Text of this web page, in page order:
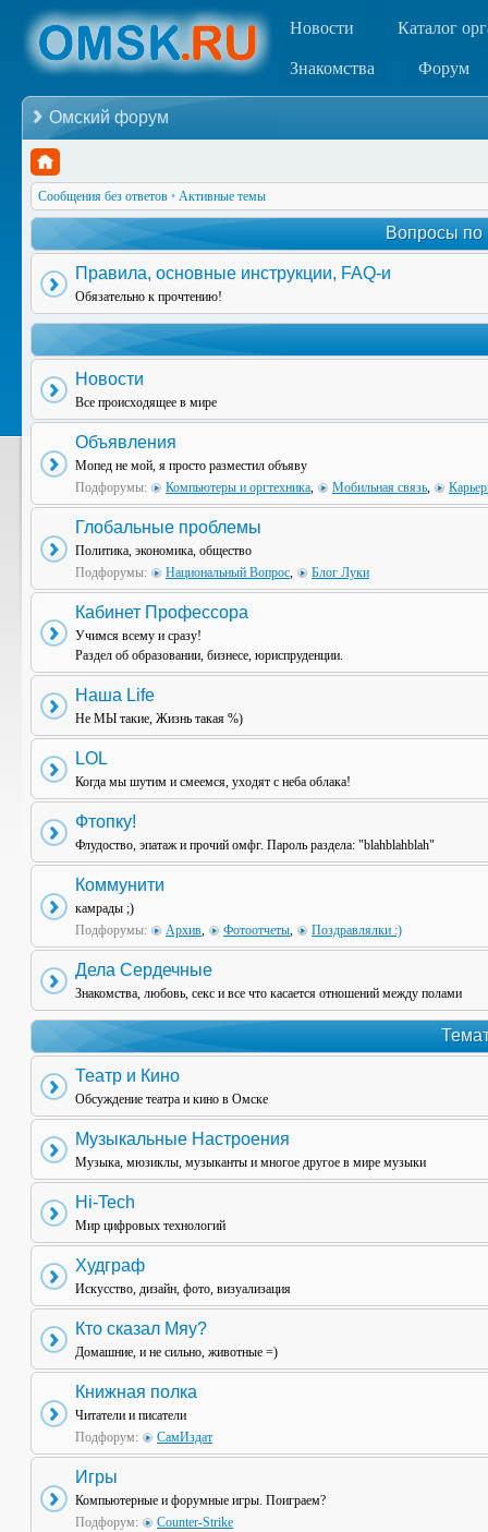
Новости Каталог
Знакомства Форум
Омский форум
Сообщения без ответов • Активные темы
Вопросы по
Правила, основные инструкции, FAQ-и
Обязательно к прочтению!
Новости
Все происходящее в мире
Объявления
Мопед не мой, я просто разместил объяву
Подфорумы:
Компьютеры и оргтехника, Мобильная связь,
Глобальные проблемы
Политика, экономика, общество
Подфорумы:
Национальный Вопрос, Блог Луки
Кабинет Профессора
Учимся всему и сразу!
Раздел об образовании, бизнесе, юриспруденции.
Наша Life
Не МЫ такие, Жизнь такая %)
LOL
Когда мы шутим и смеемся, уходят с неба облака!
Фтопку!
Флудоство, эпатаж и прочий омфг. Пароль раздела: "blahblahblah"
Коммунити
камрады ;)
Подфорумы:
Архив, Фотоотчеты, Поздравлялки :)
Дела Сердечные
Знакомства, любовь, секс и все что касается отношений между полами
Театр и Кино
Обсуждение театра и кино в Омске
Музыкальные Настроения
Музыка, мюзиклы, музыканты и многое другое в мире музыки
Hi-Tech
Мир цифровых технологий
Худграф
Искусство, дизайн, фото, визуализация
Кто сказал Мяу?
Домашние, и не сильно, животные =)
Книжная полка
Читатели и писатели
Подфорум:
СамИздат
Игры
Компьютерные и форумные игры. Поиграем?
Подфорум:
Counter-Strike